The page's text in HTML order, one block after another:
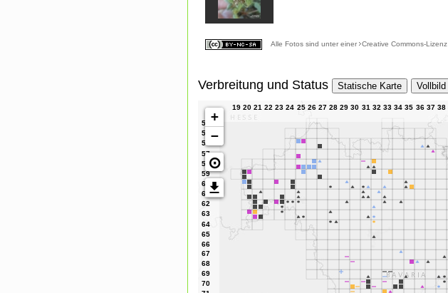
Alle Fotos sind unter einer Creative Commons-Lizenz
Verbreitung und Status Statische Karte Vollbild
+
−
⊙